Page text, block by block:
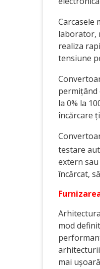
Carcasele
laborator,
realiza
tensiune
permițând
la 0% la
încărcare
testare
extern
încărcat,
mod
arhitecturii
mai